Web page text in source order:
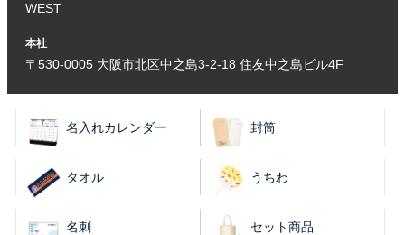
WEST
本社
〒530-0005 大阪市北区中之島3-2-18 住友中之島ビル4F
名入れカレンダー 封筒
タオル うちわ
名刺 セット商品